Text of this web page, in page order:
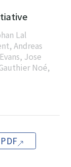
Lal
Andreas
Jose
Noé,
PDF